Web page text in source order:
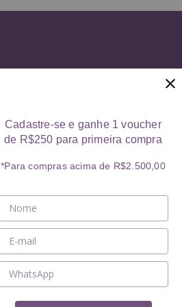
Cadastre-se e ganhe 1 voucher
de R$250 para primeira compra
*Para compras acima de R$2.500,00